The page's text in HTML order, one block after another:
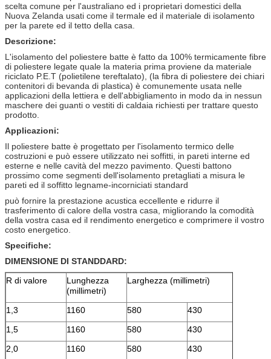
scelta comune per l'australiano ed i proprietari domestici della
Nuova Zelanda usati come il termale ed il materiale di isolamento
per la parete ed il tetto della casa.
Descrizione:
L'isolamento del poliestere batte è fatto da 100% termicamente fibre
di poliestere legate quale la materia prima proviene da materiale
riciclato P.E.T (polietilene tereftalato), (la fibra di poliestere dei chiari
contenitori di bevanda di plastica) è comunemente usata nelle
applicazioni della lettiera e dell'abbigliamento in modo da in nessun
maschere dei guanti o vestiti di caldaia richiesti per trattare questo
prodotto.
Applicazioni:
Il poliestere batte è progettato per l'isolamento termico delle
costruzioni e può essere utilizzato nei soffitti, in pareti interne ed
esterne e nelle cavità del mezzo pavimento. Questi battono
prossimo come segmenti dell'isolamento pretagliati a misura le
pareti ed il soffitto legname-incorniciati standard
può fornire la prestazione acustica eccellente e ridurre il
trasferimento di calore della vostra casa, migliorando la comodità
della vostra casa ed il rendimento energetico e comprimere il vostro
costo energetico.
Specifiche:
DIMENSIONE DI STANDDARD:
R di valore
Lunghezza
(millimetri)
Larghezza (millimetri)
1,3 1160 580
430
1,5
1160 580
430
2,0
1160 580
430